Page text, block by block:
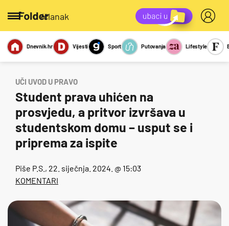
/članak
Miks Kviz
Report
Sexy
Dnevnik.hr Vijesti Sport Putovanja Lifestyle
UČI UVOD U PRAVO
Student prava uhićen na
prosvjedu, a pritvor izvršava u
studentskom domu – usput se i
priprema za ispite
Piše P.S. , 22. siječnja. 2024. @ 15:03
KOMENTARI